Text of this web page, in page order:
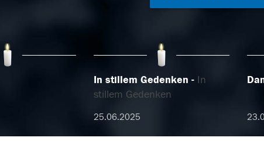
In stillem Gedenken
In
stillem Gedenken
25.06.2025